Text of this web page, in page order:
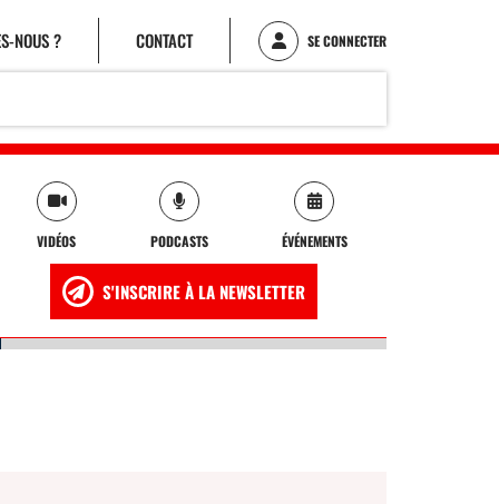
NOUS ? CONTACT SE CONNECTER
VIDÉOS PODCASTS ÉVÉNEMENTS
S'INSCRIRE À LA NEWSLETTER